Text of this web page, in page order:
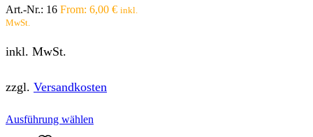
Art.-Nr.: 16 From: 6,00 € inkl.
MwSt.
inkl. MwSt.
zzgl. Versandkosten
Ausführung wählen